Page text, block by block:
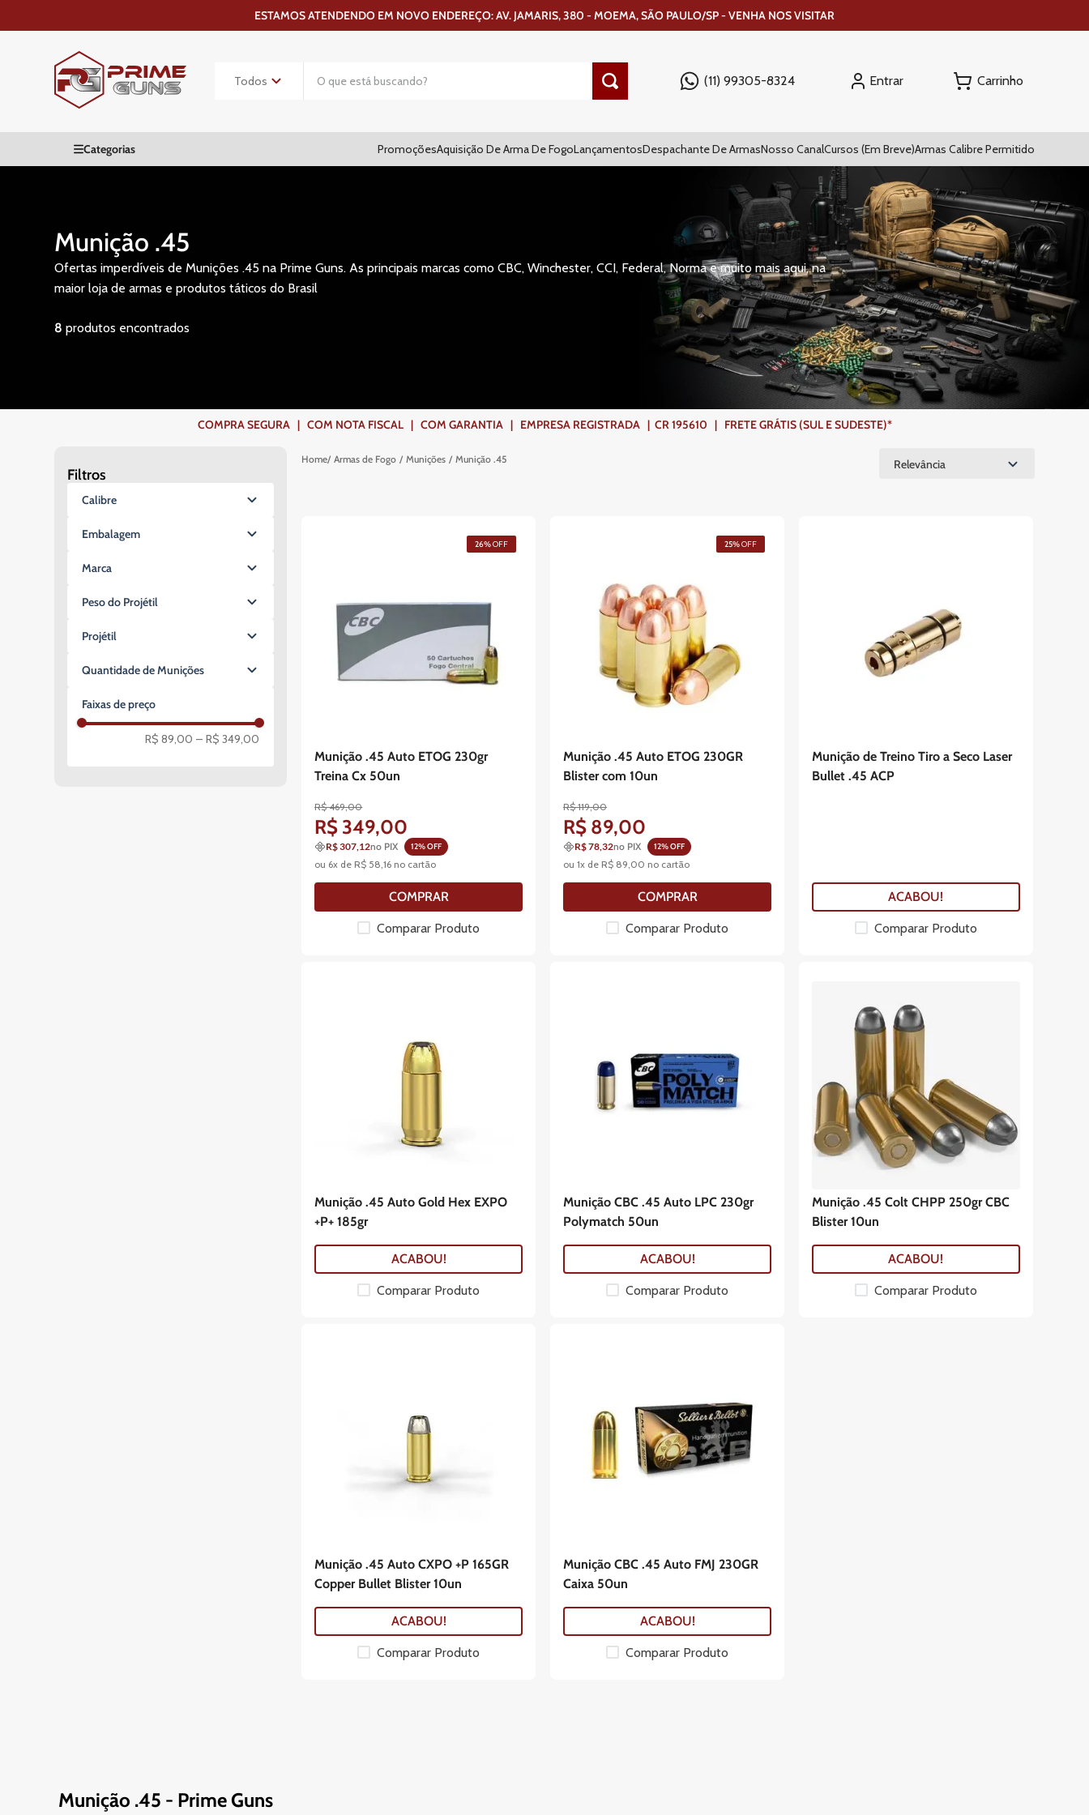
ESTAMOS ATENDENDO EM NOVO ENDEREÇO: AV. JAMARIS, 380 - MOEMA, SÃO PAULO/SP - VENHA NOS VISITAR
(11) 99305-8324 Entrar
PromoçõesAquisição De Arma De FogoLançamentosDespachante De ArmasNosso CanalCursos (Em Breve)Armas Calibre Permitido
Munição .45
Ofertas imperdíveis de Munições .45 na Prime Guns. As principais marcas como CBC, Winchester, CCI, Federal, Norma e muito mais aqui, na
maior loja de armas e produtos táticos do Brasil
8produtos
COMPRA SEGURA | COM NOTA FISCAL | COM GARANTIA | EMPRESA REGISTRADA | CR 195610 | FRETE GRÁTIS (SUL E SUDESTE)*
Filtros
Calibre
.45
Embalagem
Blister
Marca
CBC Companhia Brasileira de
Laser Bullet
Peso do Projétil
165gr
250gr
Projétil
ETOG / FMJ
Ponta Oca
LPC Polymatch
Quantidade de Munições
10 Munições
Faixas de preço
R$ 89,00 – R$ 349,00
Armas de Fogo Munições Munição .45 Relevância
Munição .45 Auto ETOG 230gr
Treina Cx 50un
R$ 469,00
R$ 349,00
26%OFF
R$ 307,12no PIX 12% OFF
ou 6x de R$ 58 ,16 no cartão
COMPRAR
Comparar Produto
Munição .45 Auto ETOG 230GR
Blister com 10un
R$ 119,00
R$ 89,00
25%OFF
R$ 78,32no PIX 12% OFF
ou1x de R$ 89 00 no cartão
COMPRAR
Comparar Produto
Munição de Treino Tiro a Seco Laser
Bullet .45 ACP
ACABOU!
Comparar Produto
Munição .45 Auto Gold Hex EXPO
+P+ 185gr
ACABOU!
Comparar Produto
Munição CBC .45 Auto LPC 230gr
Polymatch 50un
ACABOU!
Comparar Produto
Munição .45 Colt CHPP 250gr CBC
Blister 10un
ACABOU!
Comparar Produto
Munição .45 Auto CXPO +P 165GR
Copper Bullet Blister 10un
ACABOU!
Comparar Produto
Munição CBC .45 Auto FMJ 230GR
Caixa 50un
ACABOU!
Comparar Produto
Munição .45 - Prime Guns